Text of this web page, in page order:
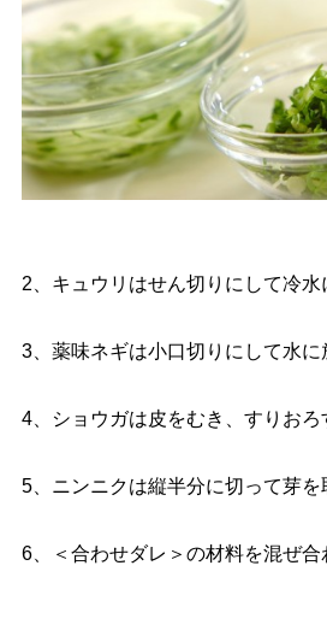
2、キュウリはせん切りにして冷水
3、薬味ネギは小口切りにして水に
4、ショウガは皮をむき、すりおろ
5、ニンニクは縦半分に切って芽を
6、＜合わせダレ＞の材料を混ぜ合